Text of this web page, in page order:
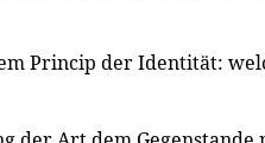
Princip der Identität: